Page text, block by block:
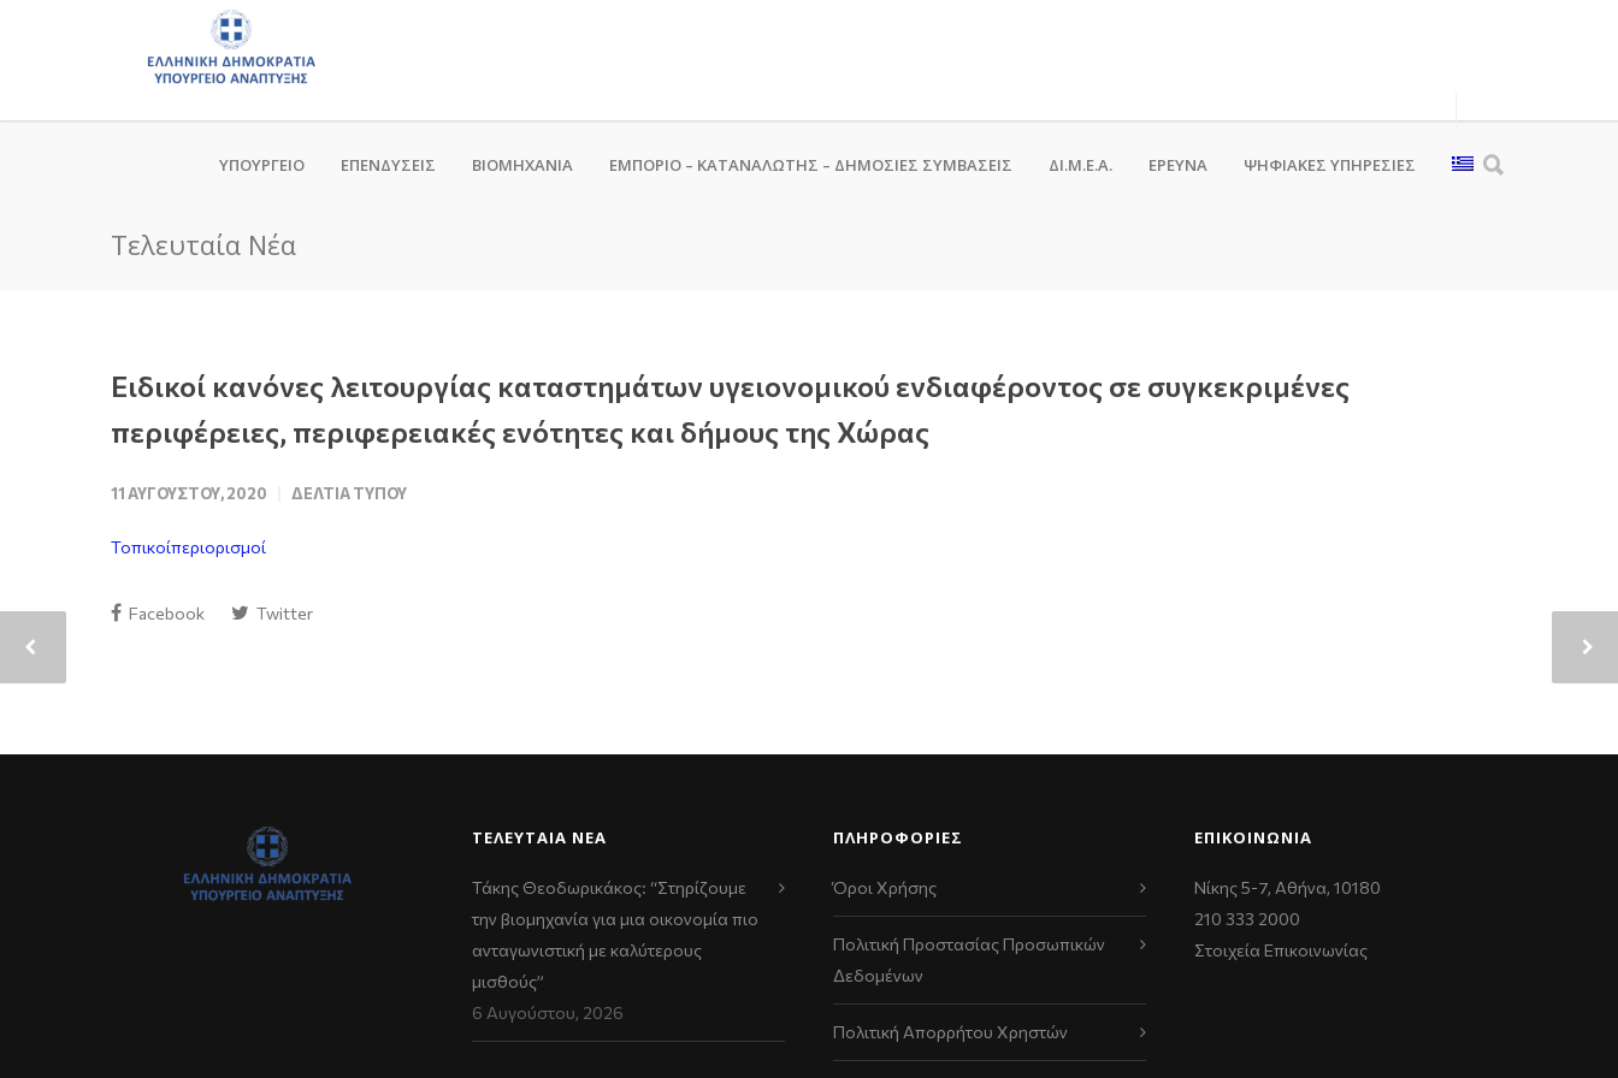
ΥΠΟΥΡΓΕΙΟ ΕΠΕΝΔΥΣΕΙΣ ΒΙΟΜΗΧΑΝΙΑ ΕΜΠΟΡΙΟ – ΚΑΤΑΝΑΛΩΤΗΣ – ΔΗΜΟΣΙΕΣ ΣΥΜΒΑΣΕΙΣ ΔΙ.Μ.Ε.Α. ΕΡΕΥΝΑ ΨΗΦΙΑΚΈΣ ΥΠΗΡΕΣΊΕΣ
Τελευταία Νέα
Ειδικοί κανόνες λειτουργίας καταστημάτων υγειονομικού ενδιαφέροντος σε συγκεκριμένες
περιφέρειες, περιφερειακές ενότητες και δήμους της Χώρας
11 ΑΥΓΟΎΣΤΟΥ, 2020 ΔΕΛΤΊΑ ΤΎΠΟΥ
Τοπικοίπεριορισμοί
Facebook Twitter
ΤΕΛΕΥΤΑΊΑ ΝΈΑ
Τάκης Θεοδωρικάκος: “Στηρίζουμε
την βιομηχανία για μια οικονομία πιο
ανταγωνιστική με καλύτερους
μισθούς”
6 Αυγούστου, 2026
ΠΛΗΡΟΦΟΡΙΕΣ
Όροι Χρήσης
Πολιτική Προστασίας Προσωπικών
Δεδομένων
Πολιτική Απορρήτου Χρηστών
ΕΠΙΚΟΙΝΩΝΊΑ
Νίκης 5-7, Αθήνα, 10180
210 333 2000
Στοιχεία Επικοινωνίας